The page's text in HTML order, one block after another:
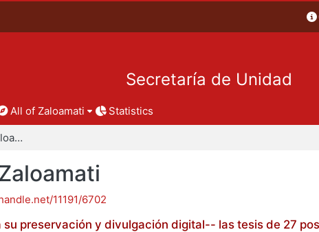
Secretaría de Unidad
All of Zaloamati Statistics
Tesis de posgrado - Zaloamati
11191/6702
preservación y divulgación digital-- las tesis de 27